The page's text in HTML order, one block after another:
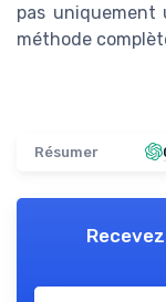
pas uniquement
méthode
Résumer